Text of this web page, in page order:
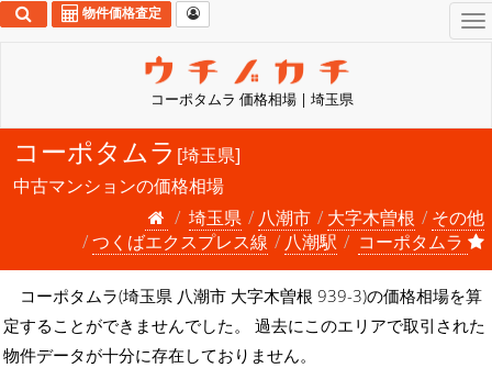
コーポタムラ 価格相場 | 埼玉県
物件価格査定
コーポタムラ [埼玉県]
中古マンションの価格相場
埼玉県
八潮市 大字木曽根
その他
つくばエクスプレス線
八潮駅 コーポタムラ
コーポタムラ(埼玉県 八潮市 大字木曽根 939-3)の価格相場を算
定することができませんでした。 過去にこのエリアで取引された
物件データが十分に存在しておりません。